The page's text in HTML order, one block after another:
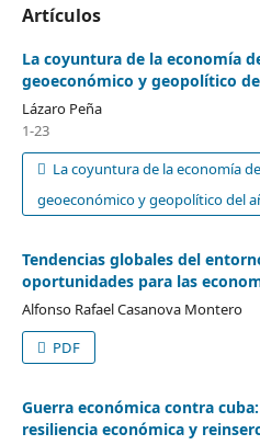
Artículos
La coyuntura de la economía
geoeconómico y geopolítico
Lázaro Peña
1-23
La coyuntura de la economía
geoeconómico y geopolítico del
Tendencias globales del
oportunidades para las
Alfonso Rafael Casanova Montero
PDF
Guerra económica contra
resiliencia económica y